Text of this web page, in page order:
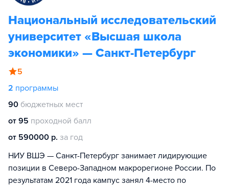
Национальный исследовательский
университет «Высшая школа
экономики» — Санкт-Петербург
5
2 программы
90 бюджетных мест
от 95 проходной балл
от 590000 р. за год
НИУ ВШЭ — Санкт-Петербург занимает лидирующие
позиции в Северо-Западном макрорегионе России. По
результатам 2021 года кампус занял 4-место по